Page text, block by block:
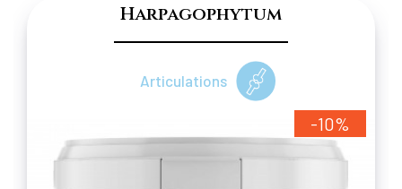
Harpagophytum
Articulations
-10%